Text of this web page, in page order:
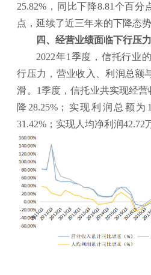
25.82%，同比下降8.81个百分
点，延续了近三年来的下降态势
四、经营业绩面临下行压力
2022年1季度，信托行业
行压力，营业收入、利润总额
滑。1季度，信托业共实现经营
降28.25%；实现利润总额
31.42%；实现人均净利润42.72